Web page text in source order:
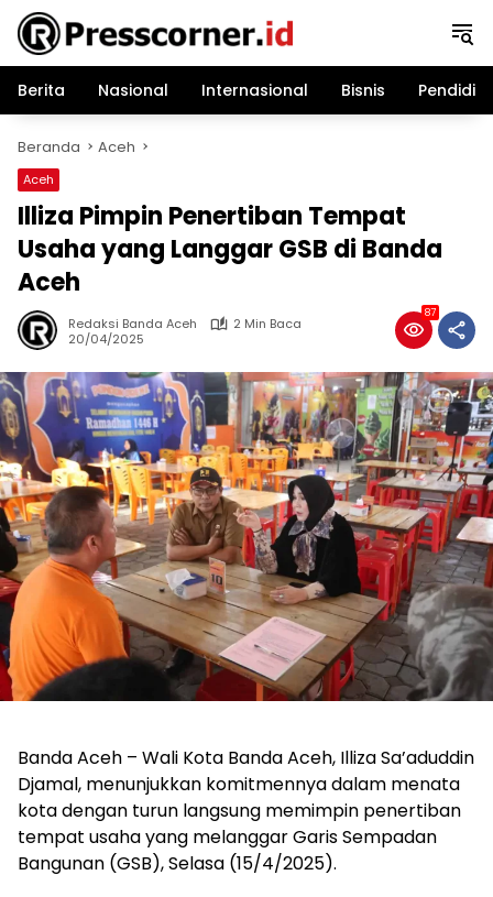
Langsung
konten
Berita
Nasional Internasional Bisnis
Beranda Aceh
Aceh
Illiza Pimpin Penertiban Tempat
Usaha yang Langgar GSB di Banda
Aceh
Redaksi Banda Aceh
2 Min Baca
20/04/2025
87
Banda Aceh – Wali Kota Banda Aceh, Illiza Sa’aduddin
Djamal, menunjukkan komitmennya dalam menata
kota dengan turun langsung memimpin penertiban
tempat usaha yang melanggar Garis Sempadan
Bangunan (GSB), Selasa (15/4/2025).